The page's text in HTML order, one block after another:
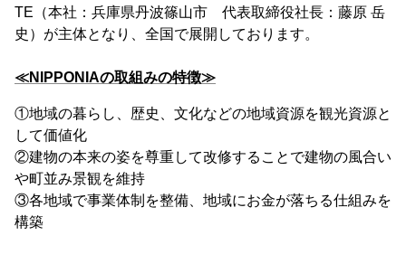
TE（本社：兵庫県丹波篠山市 代表取締役社長：藤原 岳
史）が主体となり、全国で展開しております。
≪NIPPONIAの取組みの特徴≫
①地域の暮らし、歴史、文化などの地域資源を観光資源と
して価値化
②建物の本来の姿を尊重して改修することで建物の風合い
や町並み景観を維持
③各地域で事業体制を整備、地域にお金が落ちる仕組みを
構築